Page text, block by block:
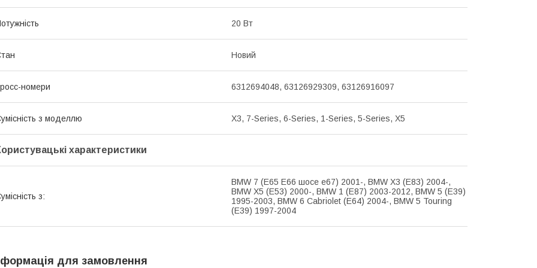
20 Вт
Новий
номери 6312694048, 63126929309, 63126916097
з моделлю X3, 7-Series, 6-Series, 1-Series, 5-Series, X5
характеристики
з:
BMW 7 (E65 E66 шосе e67) 2001-, BMW X3 (E83) 2004-,
BMW X5 (E53) 2000-, BMW 1 (E87) 2003-2012, BMW 5 (E39)
1995-2003, BMW 6 Cabriolet (E64) 2004-, BMW 5 Touring
(E39) 1997-2004
для замовлення